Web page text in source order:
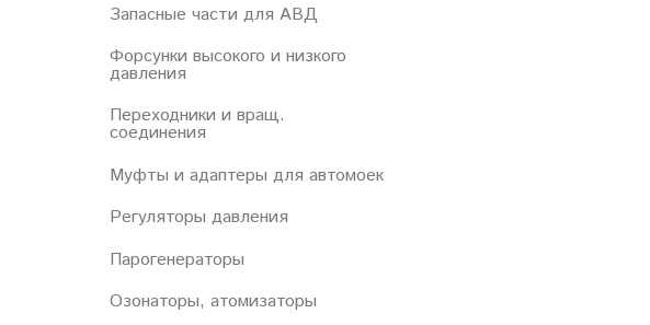
Запасные части для АВД
Форсунки высокого и низкого
давления
Переходники и вращ.
соединения
Муфты и адаптеры для автомоек
Регуляторы давления
Парогенераторы
Озонаторы, атомизаторы